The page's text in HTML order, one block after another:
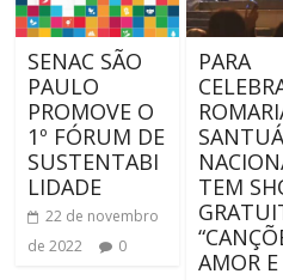
SENAC SÃO
PAULO
PROMOVE O
1º FÓRUM DE
SUSTENTABI
LIDADE
22 de novembro
de 2022
0
PARA
TEM
AMOR E